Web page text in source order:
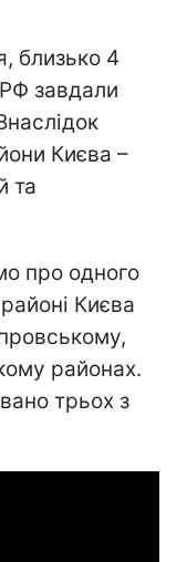
близько 4
завдали
Києва –
та
про одного
Києва
районах.
трьох з